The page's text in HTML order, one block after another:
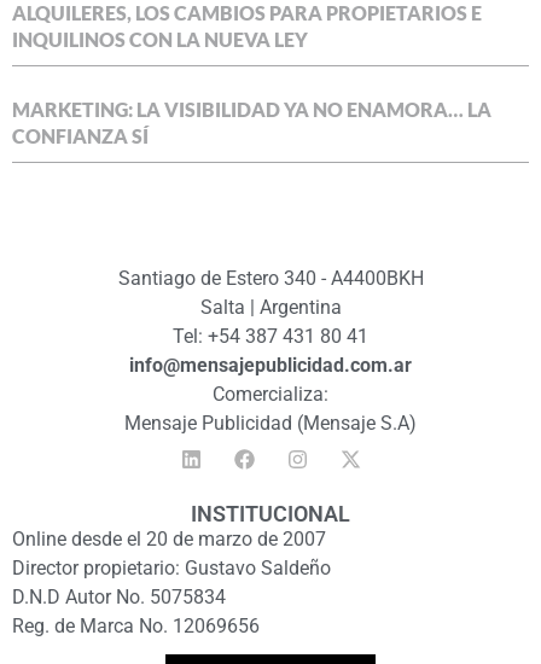
ALQUILERES, LOS CAMBIOS PARA PROPIETARIOS E
INQUILINOS CON LA NUEVA LEY
MARKETING: LA VISIBILIDAD YA NO ENAMORA… LA
CONFIANZA SÍ
Santiago de Estero 340 - A4400BKH
Salta | Argentina
Tel: +54 387 431 80 41
info@mensajepublicidad.com.ar
Comercializa:
Mensaje Publicidad (Mensaje S.A)
INSTITUCIONAL
Online desde el 20 de marzo de 2007
Director propietario: Gustavo Saldeño
D.N.D Autor No. 5075834
Reg. de Marca No. 12069656